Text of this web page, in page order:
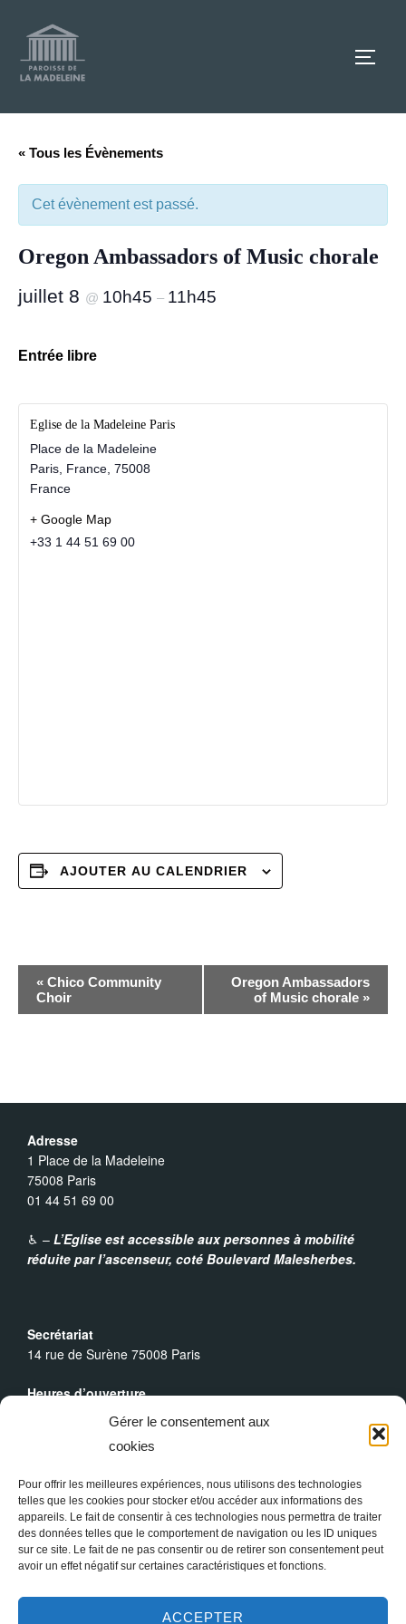
Gérer le consentement aux
cookies
Pour offrir les meilleures expériences, nous utilisons des technologies
telles que les cookies pour stocker et/ou accéder aux informations des
appareils. Le fait de consentir à ces technologies nous permettra de traiter
des données telles que le comportement de navigation ou les ID uniques
sur ce site. Le fait de ne pas consentir ou de retirer son consentement peut
avoir un effet négatif sur certaines caractéristiques et fonctions.
ACCEPTER
contenu
« Tous les Évènements
Cet évènement est passé.
Oregon Ambassadors of Music chorale
juillet 8 @ 10h45 – 11h45
Entrée libre
Eglise de la Madeleine Paris
Place de la Madeleine
Paris, France 75008
France
+ Google Map
+33 1 44 51 69 00
AJOUTER AU CALENDRIER
o
è
n
e
« Chico Community
Choir
Oregon Ambassadors
of Music chorale »
Adresse
1 Place de la Madeleine
75008 Paris
01 44 51 69 00
♿︎ – L’Eglise est accessible aux personnes à mobilité
réduite par l’ascenseur, coté Boulevard Malesherbes.
Secrétariat
14 rue de Surène 75008 Paris
Heures d’ouverture
Du lundi au dimanche : 9h30 - 19h00
Messes Dominicales
Dimanche, messe à10h30et18h